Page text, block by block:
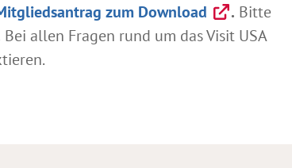
zum Download . Bitte
Bei allen Fragen rund um das Visit USA